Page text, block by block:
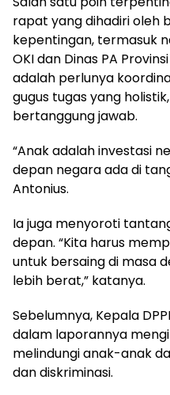
rapat yang dihadiri oleh
kepentingan, termasuk
OKI dan Dinas PA
adalah perlunya
gugus tugas yang
bertanggung jawab.
“Anak adalah investasi
depan negara ada di
Antonius.
Ia juga menyoroti
depan. “Kita harus
untuk bersaing di masa
lebih berat,” katanya.
Sebelumnya, Kepala
dalam laporannya
melindungi anak-anak
dan diskriminasi.